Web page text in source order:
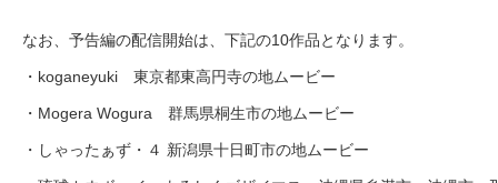
なお、予告編の配信開始は、下記の10作品となります。
・koganeyuki 東京都東高円寺の地ムービー
・Mogera Wogura 群馬県桐生市の地ムービー
・しゃったぁず・４ 新潟県十日町市の地ムービー